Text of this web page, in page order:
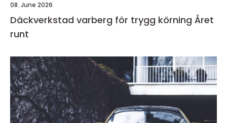
08. June 2026
Däckverkstad varberg för trygg körning Året
runt